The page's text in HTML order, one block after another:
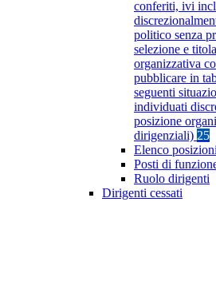
conferiti, ivi
politico senza
selezione e
organizzativa
pubblicare in
seguenti
individuati
posizione
dirigenziali) 25
Elenco
Posti di
Ruolo dirigenti
Dirigenti cessati